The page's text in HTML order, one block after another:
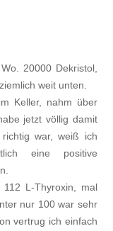
20000 Dekristol,
weit unten.
Keller, nahm über
jetzt völlig damit
war, weiß ich
eine positive
L-Thyroxin, mal
nur 100 war sehr
vertrug ich einfach